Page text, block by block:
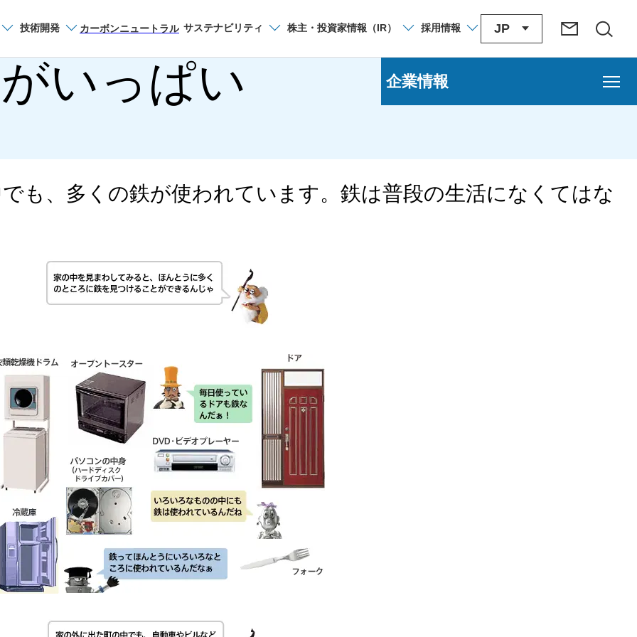
技術開発 カーボンニュートラル サステナビリティ 株主・投資家情報 （IR） 採用情報 JP
サイト内検索
いっぱい
も、多くの鉄が使われています。鉄は普段の生活になくてはな
企業情報
企業情報
製鉄所パンフレット